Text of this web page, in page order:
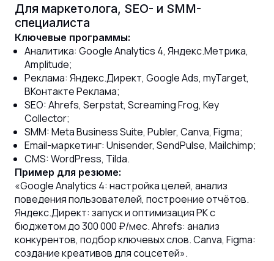
Для маркетолога, SEO- и SMM-
специалиста
Ключевые программы:
Аналитика: Google Analytics 4, Яндекс.Метрика,
Amplitude;
Реклама: Яндекс.Директ, Google Ads, myTarget,
ВКонтакте Реклама;
SEO: Ahrefs, Serpstat, Screaming Frog, Key
Collector;
SMM: Meta Business Suite, Publer, Canva, Figma;
Email-маркетинг: Unisender, SendPulse, Mailchimp;
CMS: WordPress, Tilda.
Пример для резюме:
«Google Analytics 4: настройка целей, анализ
поведения пользователей, построение отчётов.
Яндекс.Директ: запуск и оптимизация РК с
бюджетом до 300 000 ₽/мес. Ahrefs: анализ
конкурентов, подбор ключевых слов. Canva, Figma:
создание креативов для соцсетей».